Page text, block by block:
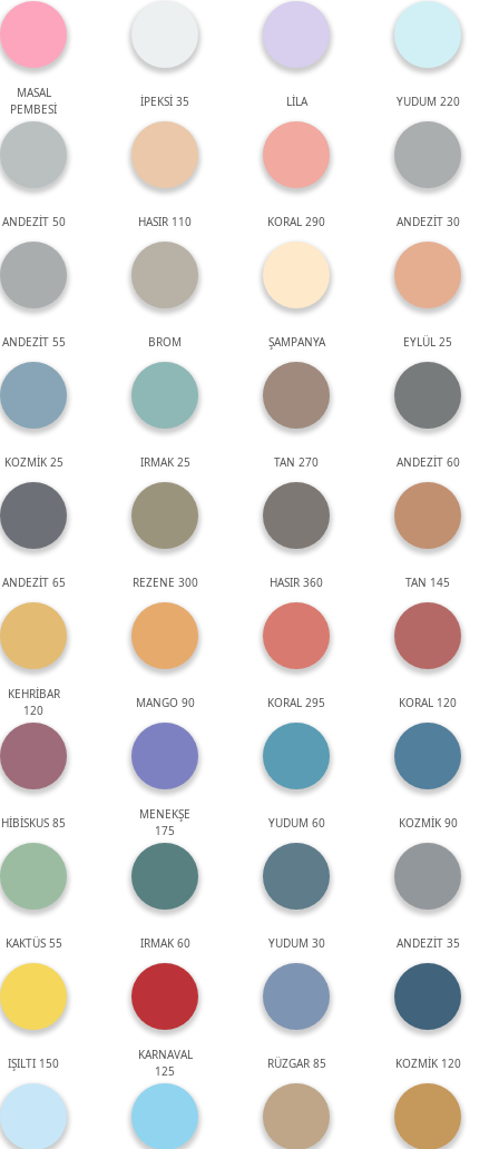
MASAL
PEMBESİ
İPEKSİ 35 LİLA YUDUM 220
ANDEZİT 50 HASIR 110 KORAL 290 ANDEZİT 30
ANDEZİT 55 BROM ŞAMPANYA EYLÜL 25
KOZMİK 25 IRMAK 25 TAN 270 ANDEZİT 60
ANDEZİT 65 REZENE 300 HASIR 360 TAN 145
KEHRİBAR
120
MANGO 90 KORAL 295 KORAL 120
HİBİSKUS 85
MENEKŞE
175
YUDUM 60 KOZMİK 90
KAKTÜS 55 IRMAK 60 YUDUM 30 ANDEZİT 35
IŞILTI 150
KARNAVAL
125
RÜZGAR 85 KOZMİK 120